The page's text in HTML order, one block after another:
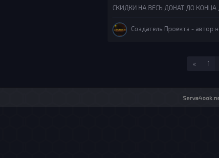
СКИДКИ НА ВЕСЬ ДОНАТ ДО КОНЦА
Создатель Проекта - автор
«Назад
1